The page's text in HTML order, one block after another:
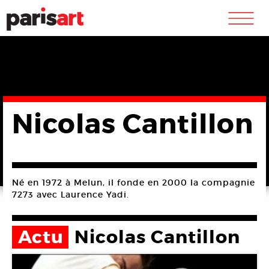
m
Nicolas Cantillon
Né en 1972 à Melun, il fonde en 2000 la compagnie
7273 avec Laurence Yadi.
Actu Nicolas Cantillon